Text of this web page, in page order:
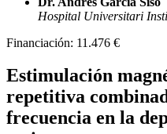
Hospital Universitari
Financiación: 11.476 €
Estimulación
repetitiva
frecuencia en la